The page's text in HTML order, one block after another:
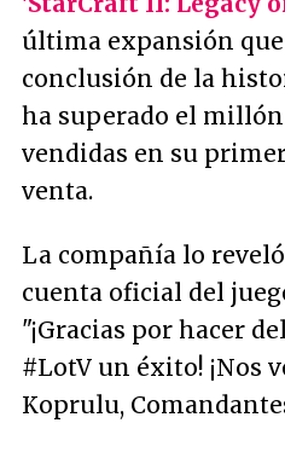
última expansión
conclusión de la
ha superado el
vendidas en su
venta.
La compañía lo
cuenta oficial del
"¡Gracias por hacer
#LotV un éxito! ¡Nos
Koprulu,